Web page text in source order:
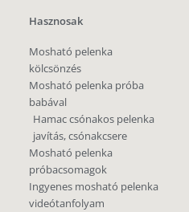
Hasznosak
Mosható pelenka
kölcsönzés
Mosható pelenka próba
babával
Hamac csónakos pelenka
javítás, csónakcsere
Mosható pelenka
próbacsomagok
Ingyenes mosható pelenka
videótanfolyam